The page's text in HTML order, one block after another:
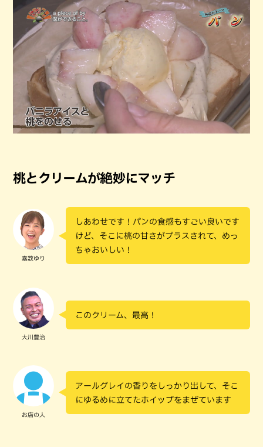
桃とクリームが絶妙にマッチ
嘉数ゆり
しあわせです！パンの食感もすごい良いです
けど、そこに桃の甘さがプラスされて、めっ
ちゃおいしい！
大川豊治
このクリーム、最高！
お店の人
アールグレイの香りをしっかり出して、そこ
にゆるめに立てたホイップをまぜています